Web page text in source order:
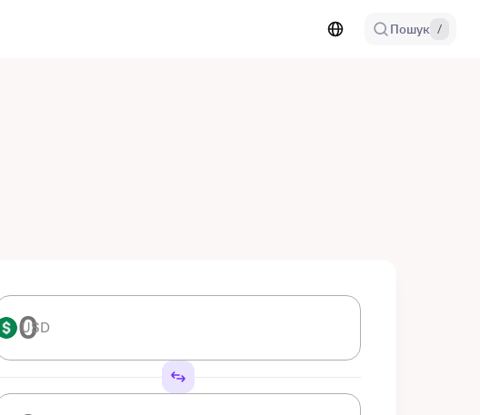
Пошук /
USD USD